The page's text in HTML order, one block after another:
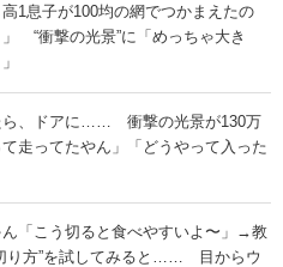
1息子が100均の網でつかまえたの
“衝撃の光景”に「めっちゃ大き
ら、ドアに…… 衝撃の光景が130万
走ってたやん」「どうやって入った
「こう切ると食べやすいよ〜」→教
り方”を試してみると…… 目からウ